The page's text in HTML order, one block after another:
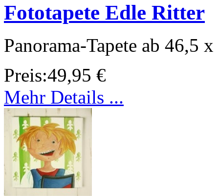
Fototapete Edle Ritter
Panorama-Tapete ab 46,5
Preis:49,95 €
Mehr Details ...